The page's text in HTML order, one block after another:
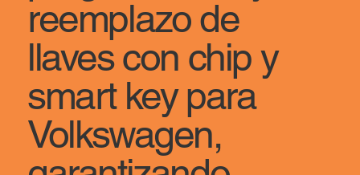
reemplazo de
llaves con chip y
smart key para
Volkswagen,